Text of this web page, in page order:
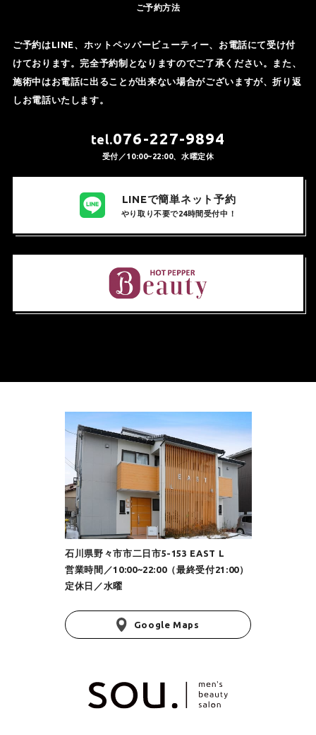
ご予約方法
ご予約はLINE、ホットペッパービューティー、お電話にて受け付
けております。完全予約制となりますのでご了承ください。また、
施術中はお電話に出ることが出来ない場合がございますが、折り返
しお電話いたします。
tel.076-227-9894
受付／10:00~22:00、水曜定休
LINEで簡単ネット予約
やり取り不要で24時間受付中！
石川県野々市市二日市5-153 EAST L
営業時間／10:00~22:00（最終受付21:00）
定休日／水曜
Google Maps